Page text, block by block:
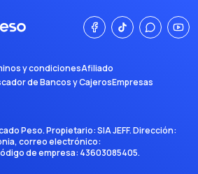
y condicionesAfiliado
de Bancos y CajerosEmpresas
Peso. Propietario:SIA JEFF. Dirección:
, correo electrónico:
de empresa: 43603085405.